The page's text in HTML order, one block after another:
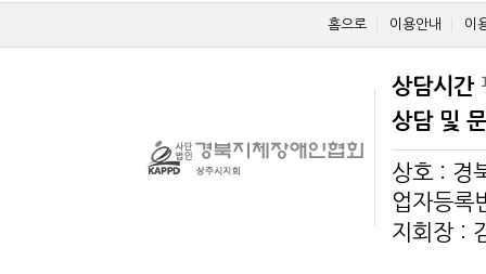
홈으로 이용안내 이
상담시간
상담 및
상호 : 경
업자등
지회장 :